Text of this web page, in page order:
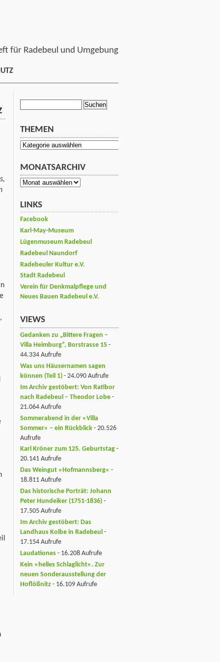
für Radebeul und Umgebung
THEMEN
Themen
MONATSARCHIV
Monatsarchiv
LINKS
Facebook
Karl-May-Museum
Lügenmuseum Radebeul
Radebeul Naundorf
Radebeuler Kultur e.V.
Stadt Radebeul
Verein für Denkmalpflege und
Neues Bauen Radebeul e.V.
VIEWS
Gedanken zu „Bittere Fragen –
Villa Heimburg“, Borstrasse 15 -
44.334 Aufrufe
Was uns Häusernamen sagen
können (Teil 1) - 24.090 Aufrufe
Im Archiv gestöbert: Von Ratibor
nach Radebeul – Theodor Lobe -
21.064 Aufrufe
Sommerabend in der »Villa
Sommer« – ein Rückblick - 20.526
Aufrufe
Karl Kröner zum 125. Geburtstag -
20.141 Aufrufe
Das Weingut »Hofmannsberg« -
18.811 Aufrufe
Das historische Porträt: Johann
Peter Hundeiker (1751-1836) -
17.505 Aufrufe
Im Archiv gestöbert: Das
Landhaus Kolbe in Radebeul -
17.154 Aufrufe
Laudationes - 16.208 Aufrufe
Kein »helles Schlaglicht«. Zur
neuen Sonderausstellung der
Hoflößnitz - 16.109 Aufrufe